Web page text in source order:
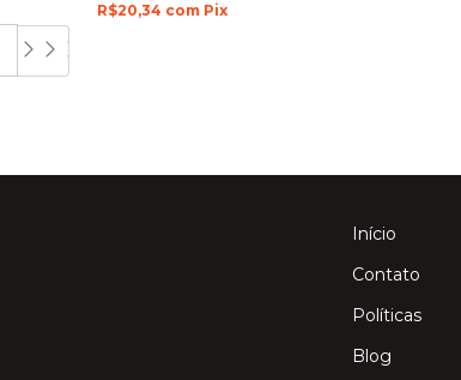
R$20,34 com Pix
Início
Contato
Políticas
Blog